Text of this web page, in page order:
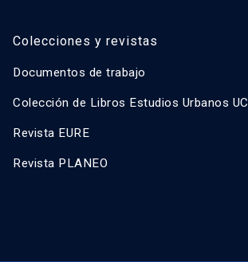
Colecciones y revistas
Documentos de trabajo
Colección de Libros Estudios Urbanos UC
Revista EURE
Revista PLANEO